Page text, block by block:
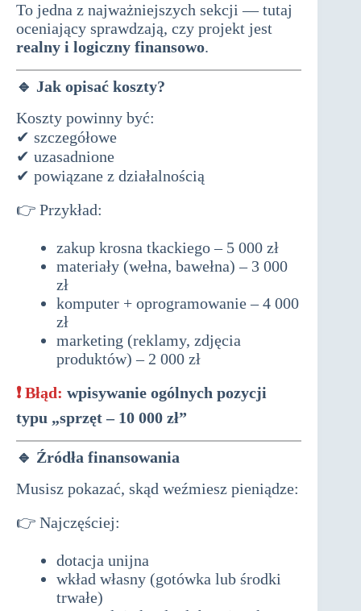
To jedna z najważniejszych sekcji — tutaj
oceniający sprawdzają, czy projekt jest
realny i logiczny finansowo.
🔹 Jak opisać koszty?
Koszty powinny być:
✔ szczegółowe
✔ uzasadnione
✔ powiązane z działalnością
👉 Przykład:
zakup krosna tkackiego – 5 000 zł
materiały (wełna, bawełna) – 3 000
zł
komputer + oprogramowanie – 4 000
zł
marketing (reklamy, zdjęcia
produktów) – 2 000 zł
❗ Błąd: wpisywanie ogólnych pozycji
typu „sprzęt – 10 000 zł”
🔹 Źródła finansowania
Musisz pokazać, skąd weźmiesz pieniądze:
👉 Najczęściej:
dotacja unijna
wkład własny (gotówka lub środki
trwałe)